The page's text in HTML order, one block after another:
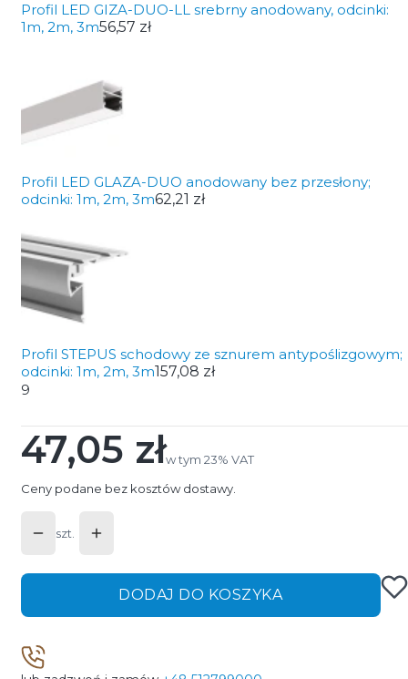
Profil LED GIZA-DUO-LL srebrny anodowany, odcinki:
1m, 2m, 3m56,57 zł
Profil LED GLAZA-DUO anodowany bez przesłony;
odcinki: 1m, 2m, 3m62,21 zł
Profil STEPUS schodowy ze sznurem antypoślizgowym;
odcinki: 1m, 2m, 3m157,08 zł
9
Cena
47,05 złw tym 23% VAT
w tym 23% VAT
Ceny podane bez kosztów dostawy.
szt.
DODAJ DO KOSZYKA